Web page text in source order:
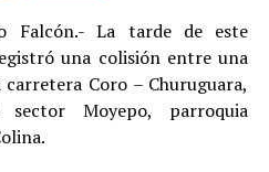
Falcón.- La tarde de este
una colisión entre una
Coro – Churuguara,
Moyepo, parroquia